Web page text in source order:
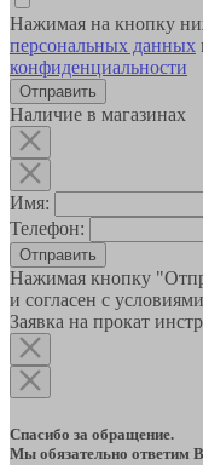
Нажимая на кнопку
персональных данных
конфиденциальности
Наличие в магазинах
Имя:
Телефон:
Отправить
Нажимая кнопку
и согласен с условиями
Заявка на прокат
Спасибо за обращение.
Мы обязательно ответим